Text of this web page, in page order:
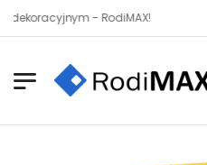
- RodiMAX!